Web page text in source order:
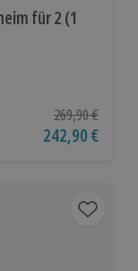
für 2 (1
Bewertungen
Ursprünglicher
269,90 €
Aktueller Preis
242,90 €